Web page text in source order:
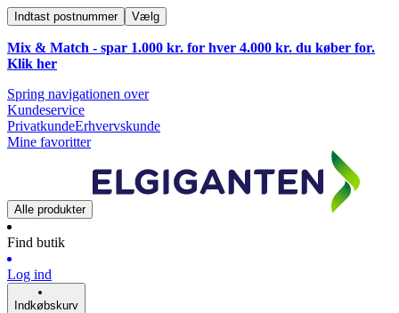
Indtast postnummer Vælg
Mix & Match - spar 1.000 kr. for hver 4.000 kr. du køber for.
Klik her
Spring navigationen over
Kundeservice
PrivatkundeErhvervskunde
Mine favoritter
Alle produkter
Find butik
Log ind
Indkøbskurv